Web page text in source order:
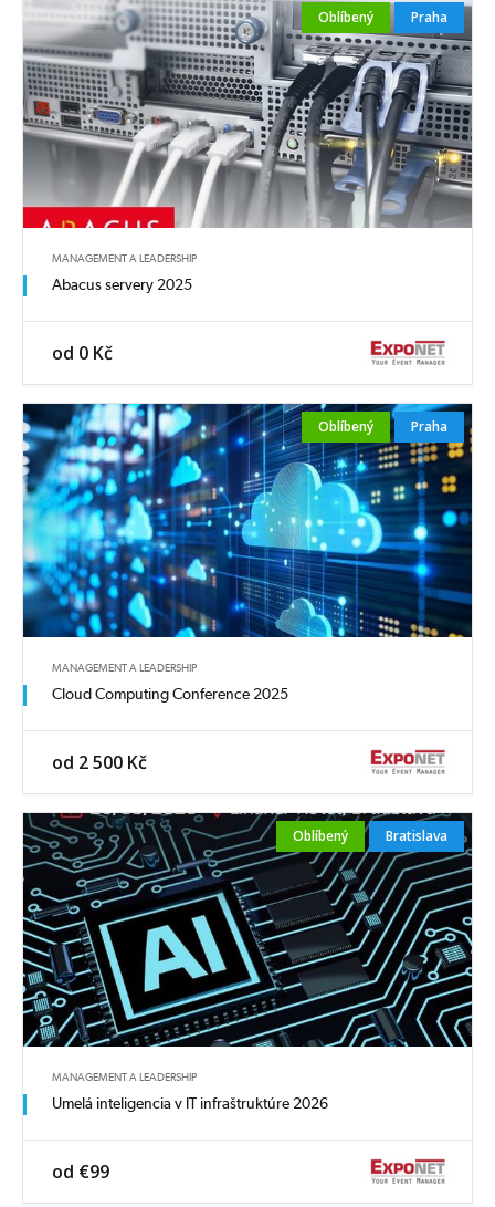
Oblíbený Praha
MANAGEMENT A LEADERSHIP
Abacus servery 2025
od 0 Kč
Oblíbený Praha
MANAGEMENT A LEADERSHIP
Cloud Computing Conference 2025
od 2 500 Kč
Oblíbený Bratislava
MANAGEMENT A LEADERSHIP
Umelá inteligencia v IT infraštruktúre 2026
od €99